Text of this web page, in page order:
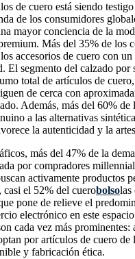
de cuero está siendo
de los consumidores
mayor conciencia de la
Más del 35% de los
accesorios de cuero con
El segmento del calzado por
total de artículos de
de cerca con
Además, más del 60% de
a las alternativas
la autenticidad y la
más del 47% de la
por compradores
activamente productos
casi el 52% del cuerobolsolas
pone de relieve el
electrónico en este
cada vez más prominentes:
por artículos de cuero de
y fabricación ética.